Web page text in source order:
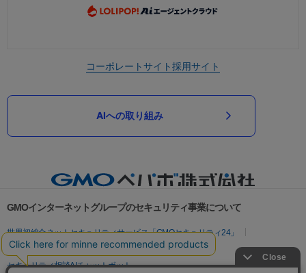
コーポレートサイト採用サイト
AIへの取り組み
GMOインターネットグループのセキュリティ事業について
世界初総合ネットセキュリティサービス「GMOセキュリティ24」
パスワード漏洩診断
Webサイトリスク診断
セキュリティ相談AIチャットボット